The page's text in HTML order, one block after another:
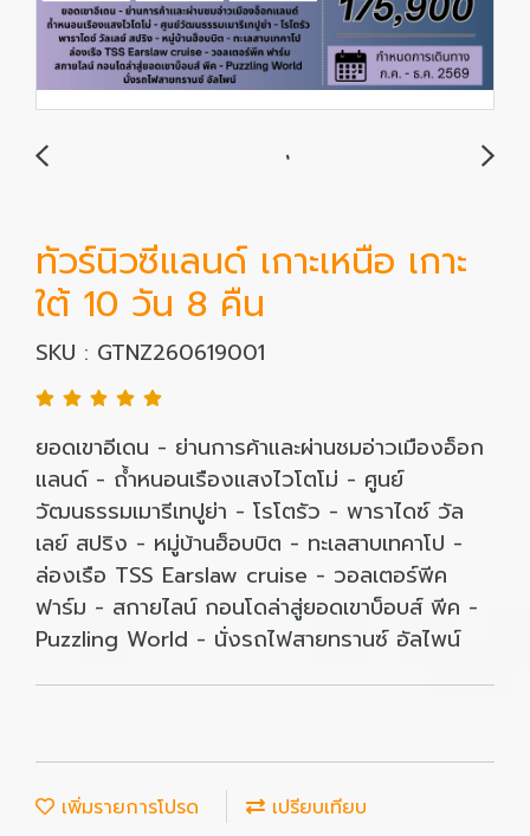
ทัวร์นิวซีแลนด์ เกาะเหนือ เกาะ
ใต้ 10 วัน 8 คืน
SKU : GTNZ260619001
ยอดเขาอีเดน - ย่านการค้าและผ่านชมอ่าวเมืองอ็อก
แลนด์ - ถ้ำหนอนเรืองแสงไวโตโม่ - ศูนย์
วัฒนธรรมเมารีเทปูย่า - โรโตรัว - พาราไดซ์ วัล
เลย์ สปริง - หมู่บ้านฮ็อบบิต - ทะเลสาบเทคาโป -
ล่องเรือ TSS Earslaw cruise - วอลเตอร์พีค
ฟาร์ม - สกายไลน์ กอนโดล่าสู่ยอดเขาบ็อบส์ พีค -
Puzzling World - นั่งรถไฟสายทรานซ์ อัลไพน์
เพิ่มรายการโปรด เปรียบเทียบ